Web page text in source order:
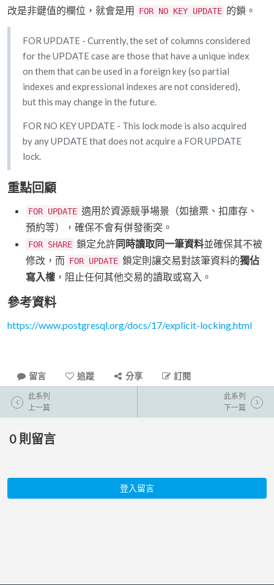
改是非鍵值的欄位，就會是用 FOR NO KEY UPDATE 的鎖。
FOR UPDATE - Currently, the set of columns considered
for the UPDATE case are those that have a unique index
on them that can be used in a foreign key (so partial
indexes and expressional indexes are not considered),
but this may change in the future.
FOR NO KEY UPDATE - This lock mode is also acquired
by any UPDATE that does not acquire a FOR UPDATE
lock.
重點回顧
FOR UPDATE 適用於資源競爭場景（如搶票、扣庫存、
預約等），確保不會有併發衝突。
FOR SHARE 鎖定允許同時讀取同一筆資料並確保其不被
修改，而 FOR UPDATE 鎖定則讓交易對該筆資料的獨佔
寫入權 ，阻止任何其他交易的讀取或寫入。
參考資料
https://www.postgresql.org/docs/17/explicit-locking.html
留言 追蹤 分享 訂閱
此系列
上一篇
此系列
下一篇
0 則留言
登入留言